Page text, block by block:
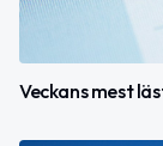
Veckans mest